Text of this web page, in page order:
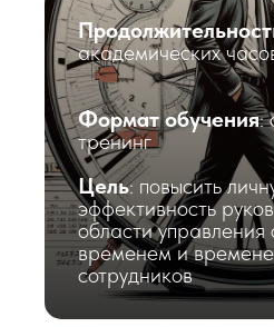
академических
Формат обучения:
тренинг
Цель: повысить
эффективность
области управления
временем и
сотрудников